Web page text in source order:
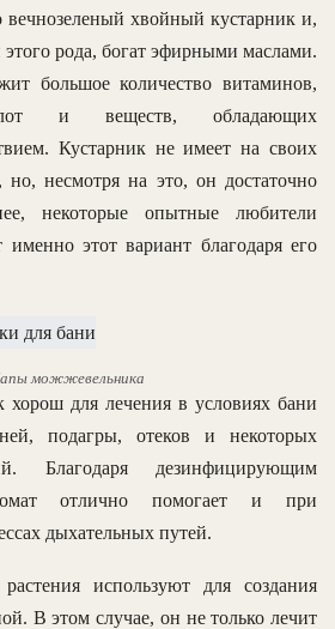
хвойный кустарник и,
этого рода, богат эфирными маслами.
большое количество витаминов,
и веществ, обладающих
Кустарник не имеет на своих
но, несмотря на это, он достаточно
некоторые опытные любители
этот вариант благодаря его
можжевельника
для лечения в условиях бани
подагры, отеков и некоторых
Благодаря дезинфицирующим
отлично помогает и при
дыхательных путей.
используют для создания
В этом случае, он не только лечит